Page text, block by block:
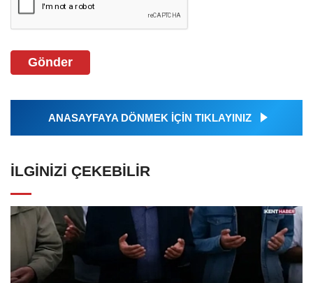
Gönder
ANASAYFAYA DÖNMEK İÇİN TIKLAYINIZ
İLGINIZI ÇEKEBILIR